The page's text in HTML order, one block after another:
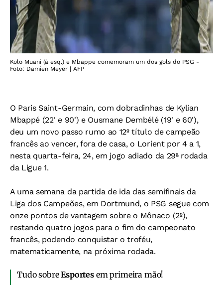
Kolo Muani (à esq.) e Mbappe comemoram um dos gols do PSG -
Foto: Damien Meyer | AFP
O Paris Saint-Germain, com dobradinhas de Kylian
Mbappé (22' e 90') e Ousmane Dembélé (19' e 60'),
deu um novo passo rumo ao 12º título de campeão
francês ao vencer, fora de casa, o Lorient por 4 a 1,
nesta quarta-feira, 24, em jogo adiado da 29ª rodada
da Ligue 1.
A uma semana da partida de ida das semifinais da
Liga dos Campeões, em Dortmund, o PSG segue com
onze pontos de vantagem sobre o Mônaco (2º),
restando quatro jogos para o fim do campeonato
francês, podendo conquistar o troféu,
matematicamente, na próxima rodada.
Tudo sobreEsportesem primeira mão!